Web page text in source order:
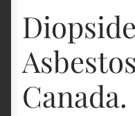
Canada.